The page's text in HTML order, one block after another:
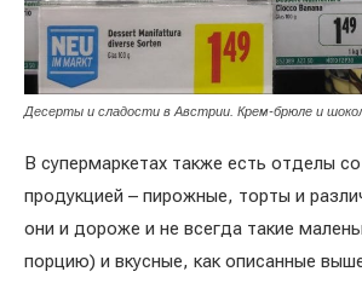
Десерты и сладости в Австрии. Крем-брюле и
В супермаркетах также есть отделы
продукцией – пирожные, торты и
они и дороже и не всегда такие
порцию) и вкусные, как описанные